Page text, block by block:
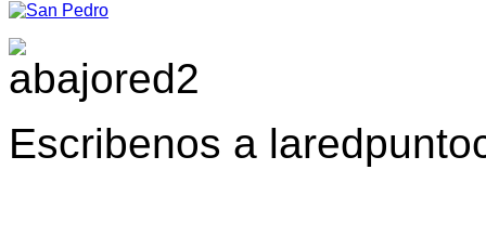
Escribenos a